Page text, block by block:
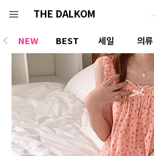
THE DALKOM
NEW BEST 세일 의류
ACC